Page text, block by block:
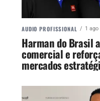
AUDIO PROFISSIONAL 1 ago
Harman do Brasil
comercial e
mercados